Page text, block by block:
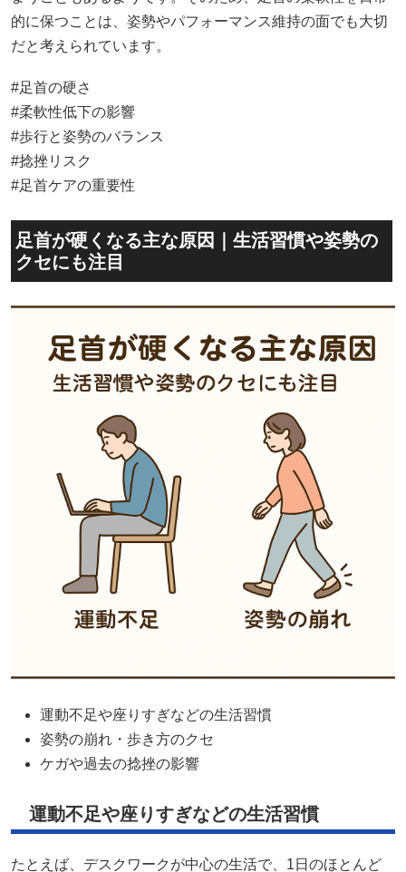
的に保つことは、姿勢やパフォーマンス維持の面でも大切
だと考えられています。
#足首の硬さ
#柔軟性低下の影響
#歩行と姿勢のバランス
#捻挫リスク
#足首ケアの重要性
足首が硬くなる主な原因｜生活習慣や姿勢の
クセにも注目
運動不足や座りすぎなどの生活習慣
姿勢の崩れ・歩き方のクセ
ケガや過去の捻挫の影響
運動不足や座りすぎなどの生活習慣
たとえば、デスクワークが中心の生活で、1日のほとんど